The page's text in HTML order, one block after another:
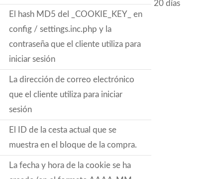
20 días
El hash MD5 del _COOKIE_KEY_ en
config / settings.inc.php y la
contraseña que el cliente utiliza para
iniciar sesión
La dirección de correo electrónico
que el cliente utiliza para iniciar
sesión
El ID de la cesta actual que se
muestra en el bloque de la compra.
La fecha y hora de la cookie se ha